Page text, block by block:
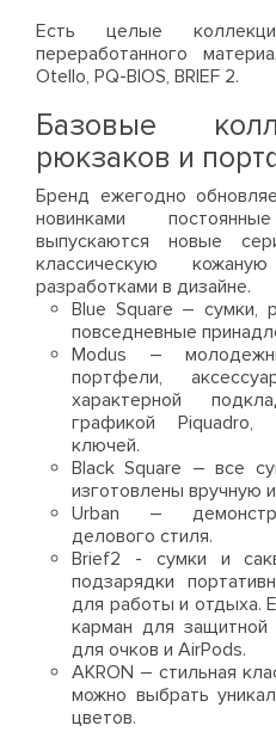
Есть целые
переработанного
Otello, PQ-BIOS, BRIEF 2.
Базовые
рюкзаков и
Бренд ежегодно
новинками
выпускаются новые
классическую
разработками в дизайне.
Blue Square – сумки,
повседневные
Modus –
портфели,
характерной
графикой
ключей.
Black Square – все
изготовлены вручную
Urban –
делового стиля.
Brief2 - сумки и
подзарядки
для работы и отдыха.
карман для
для очков и AirPods.
AKRON – стильная
можно выбрать
цветов.